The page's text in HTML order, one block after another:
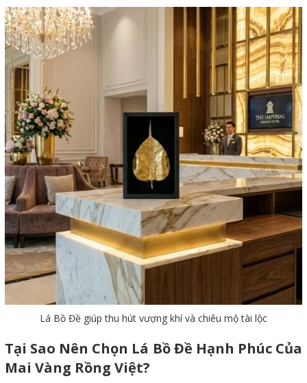
Lá Bồ Đề giúp thu hút vượng khí và chiêu mộ tài lộc
Tại Sao Nên Chọn Lá Bồ Đề Hạnh Phúc Của
Mai Vàng Rồng Việt?